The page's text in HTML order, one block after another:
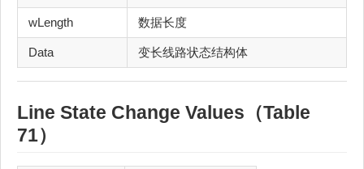
wLength 数据长度
Data 变长线路状态结构体
Line State Change Values（Table
71）